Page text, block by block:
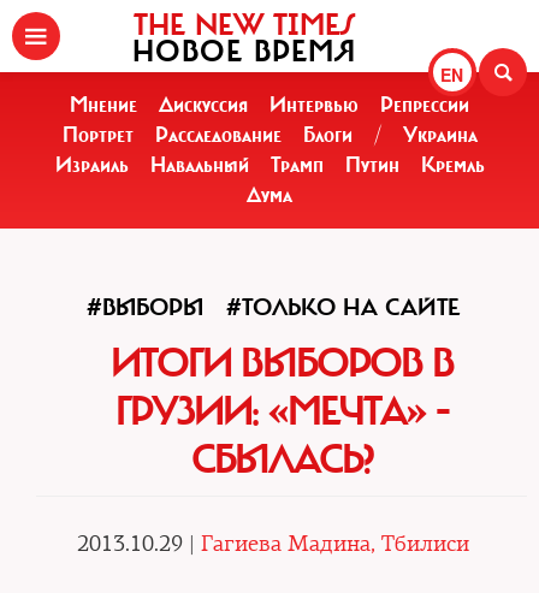
EN
THE NEW TIMES
НОВОЕ ВРЕМЯ
Мнение Дискуссия Интервью
Репрессии
Портрет
Расследование Блоги /
Украина
Израиль
Навальный Трамп Путин
Кремль
Дума
#ВЫБОРЫ #ТОЛЬКО НА САЙТЕ
ИТОГИ ВЫБОРОВ В
ГРУЗИИ: «МЕЧТА» -
СБЫЛАСЬ?
2013.10.29 | Гагиева Мадина, Тбилиси